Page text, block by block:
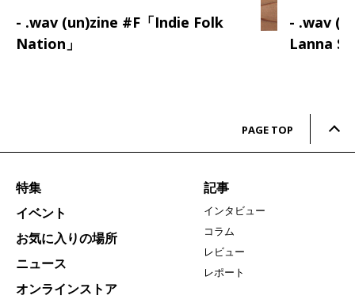
- .wav (un)zine #F「Indie Folk
Nation」
- .wav
Lanna
PAGE TOP
特集
イベント
お気に入りの場所
ニュース
オンラインストア
記事
インタビュー
コラム
レビュー
レポート